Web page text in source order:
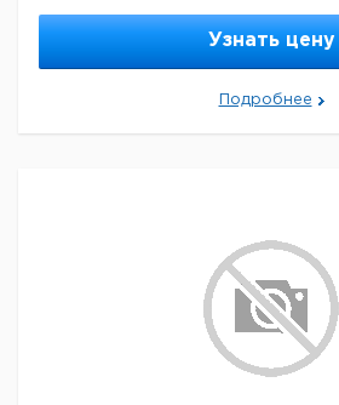
Узнать цену
Подробнее